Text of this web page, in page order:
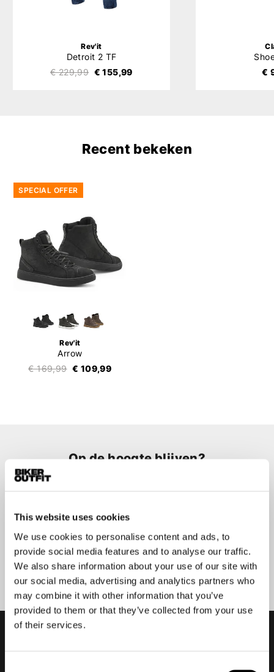
This website uses cookies
We use cookies to personalise content and ads, to
provide social media features and to analyse our traffic.
We also share information about your use of our site with
our social media, advertising and analytics partners who
may combine it with other information that you’ve
provided to them or that they’ve collected from your use
of their services.
Rev'it
Detroit 2 TF
€ 229,99 € 155,99
€
Recent bekeken
SPECIAL OFFER
Rev'it
Arrow
€ 169,99 € 109,99
Op de hoogte blijven?
Geen zorgen, wij zullen je niet spammen
Aanmelden